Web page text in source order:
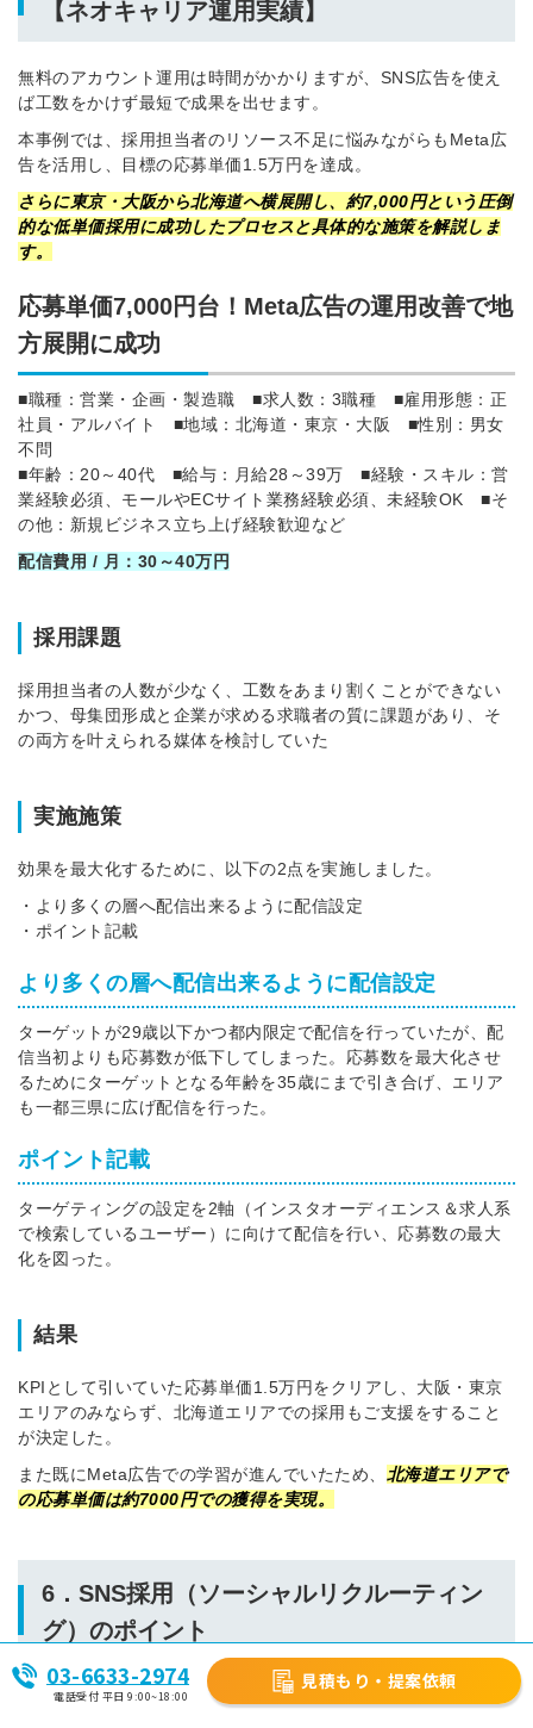
【ネオキャリア運用実績】
無料のアカウント運用は時間がかかりますが、SNS広告を使え
ば工数をかけず最短で成果を出せます。
本事例では、採用担当者のリソース不足に悩みながらもMeta広
告を活用し、目標の応募単価1.5万円を達成。
さらに東京・大阪から北海道へ横展開し、約7,000円という圧倒
的な低単価採用に成功したプロセスと具体的な施策を解説しま
す。
応募単価7,000円台！Meta広告の運用改善で地
方展開に成功
■職種：営業・企画・製造職 ■求人数：3職種 ■雇用形態：正
社員・アルバイト ■地域：北海道・東京・大阪 ■性別：男女
不問
■年齢：20～40代 ■給与：月給28～39万 ■経験・スキル：営
業経験必須、モールやECサイト業務経験必須、未経験OK ■そ
の他：新規ビジネス立ち上げ経験歓迎など
配信費用 / 月：30～40万円
採用課題
採用担当者の人数が少なく、工数をあまり割くことができない
かつ、母集団形成と企業が求める求職者の質に課題があり、そ
の両方を叶えられる媒体を検討していた
実施施策
効果を最大化するために、以下の2点を実施しました。
・より多くの層へ配信出来るように配信設定
・ポイント記載
より多くの層へ配信出来るように配信設定
ターゲットが29歳以下かつ都内限定で配信を行っていたが、 配
信当初よりも応募数が低下してしまった。応募数を最大化させ
るために ターゲットとなる年齢を35歳にまで引き合げ、エリア
も一都三県に広げ配信を行った。
ポイント記載
ターゲティングの設定を2軸（インスタオーディエンス＆求人系
で検索しているユーザー）に向けて配信を行い、応募数の最大
化を図った。
結果
KPIとして引いていた応募単価1.5万円をクリアし、大阪・東京
エリアのみならず、北海道エリアでの採用もご支援をすること
が決定した。
また既にMeta広告での学習が進んでいたため、 北海道エリアで
の応募単価は約7000円での獲得を実現。
6．SNS採用（ソーシャルリクルーティン
グ）のポイント
03-6633-2974
電話受付 平日 9:00~18:00
見積もり・提案依頼